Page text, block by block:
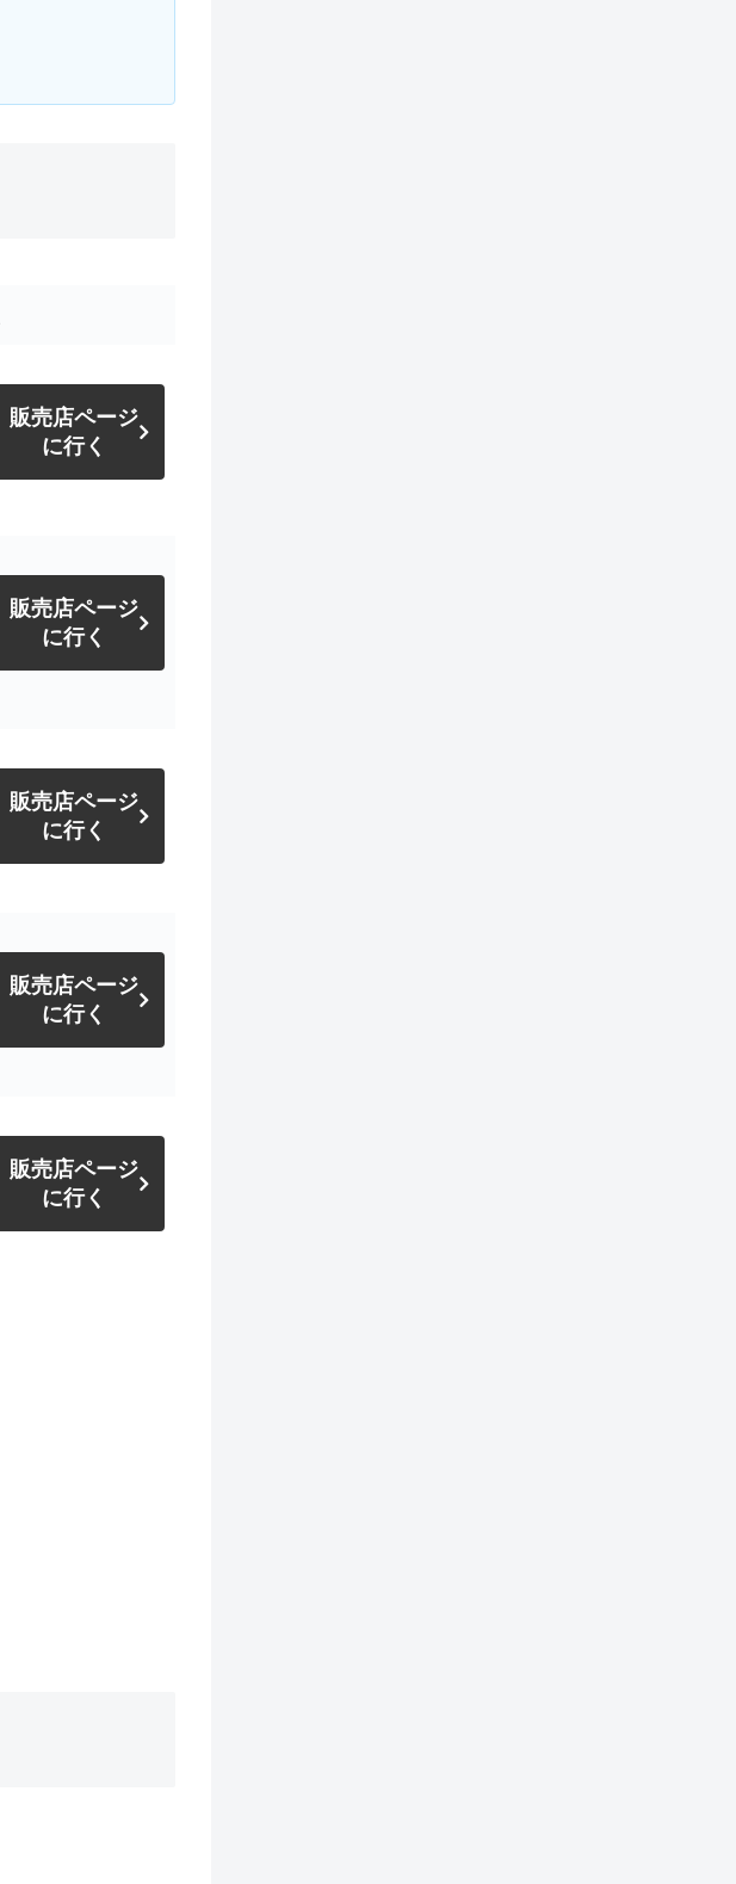
販売店ページ
に行く
販売店ページ
に行く
販売店ページ
に行く
販売店ページ
に行く
販売店ページ
に行く